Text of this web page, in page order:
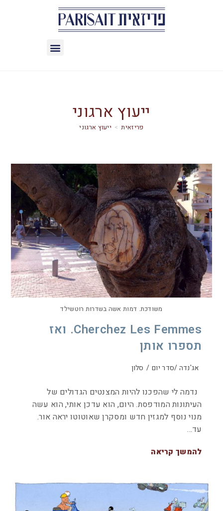
ייעוץ ארגוני
> ייעוץ ארגוני
משודכת. דמות אשה בשדרות רוטשילד
Cherchez Les Femmes. ואז
תספרו אותן
אג'נדה /סדר יום / סלון
נדמה לי שהפכנו להיות המצנטים הגדולים של
העיתונות המודפסת. היום, הוא עדכן אותי, הוא עשה
מנוי נוסף למגזין חדש ומסקרן שאוטוטו יראה אור.
עד…
להמשך קריאה